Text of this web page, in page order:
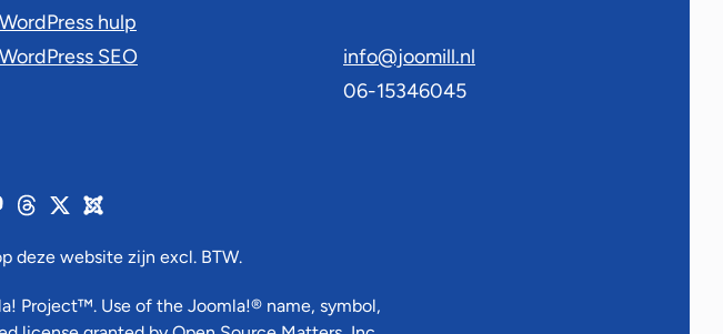
WordPress hulp
WordPress SEO
info@joomill.nl
06-15346045
deze website zijn excl. BTW.
Project™. Use of the Joomla!® name, symbol,